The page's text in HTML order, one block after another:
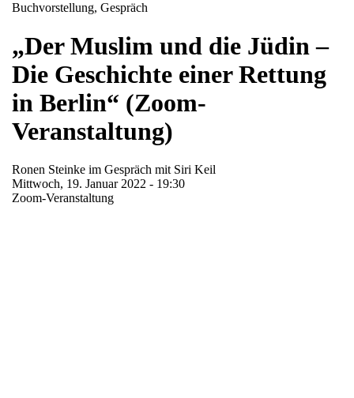
Buchvorstellung, Gespräch
„Der Muslim und die Jüdin –
Die Geschichte einer Rettung
in Berlin“ (Zoom-
Veranstaltung)
Ronen Steinke im Gespräch mit Siri Keil
Mittwoch, 19. Januar 2022 - 19:30
Zoom-Veranstaltung